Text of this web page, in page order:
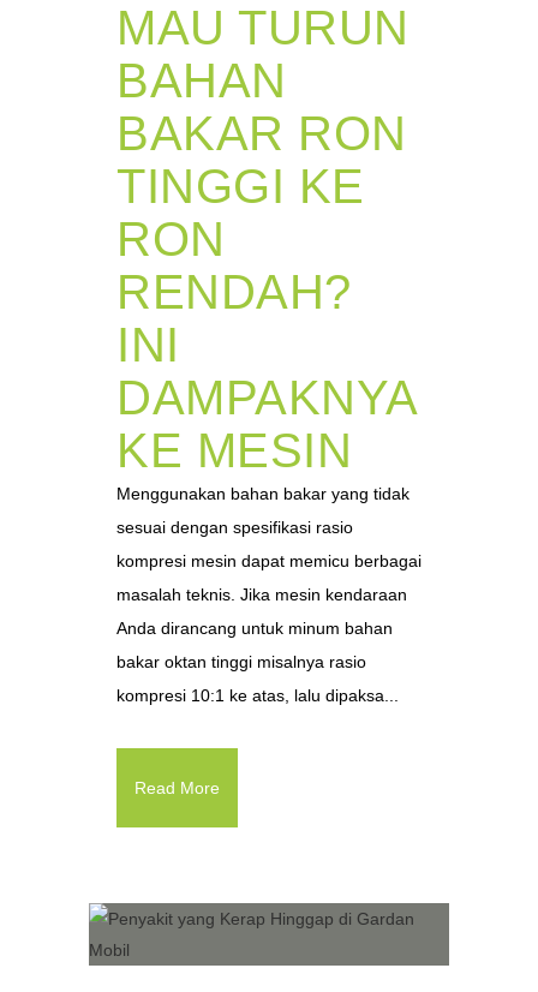
MAU TURUN
BAHAN
BAKAR RON
TINGGI KE
RON
RENDAH?
INI
DAMPAKNYA
KE MESIN
Menggunakan bahan bakar yang tidak
sesuai dengan spesifikasi rasio
kompresi mesin dapat memicu berbagai
masalah teknis. Jika mesin kendaraan
Anda dirancang untuk minum bahan
bakar oktan tinggi misalnya rasio
kompresi 10:1 ke atas, lalu dipaksa...
Read More